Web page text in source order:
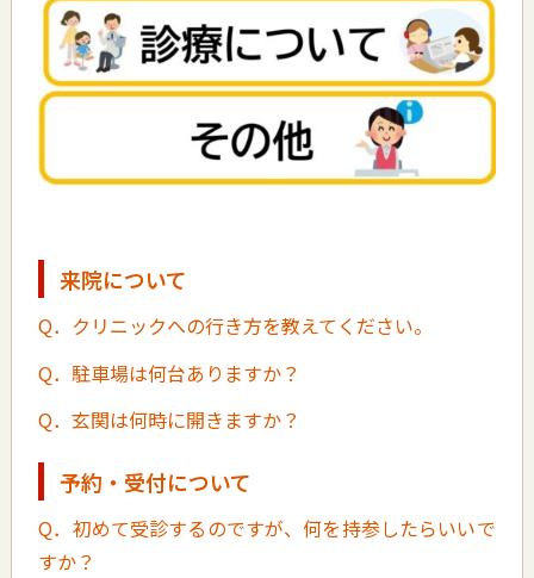
来院について
Q．クリニックへの行き方を教えてください。
Q．駐車場は何台ありますか？
Q．玄関は何時に開きますか？
予約・受付について
Q．初めて受診するのですが、何を持参したらいいで
すか？